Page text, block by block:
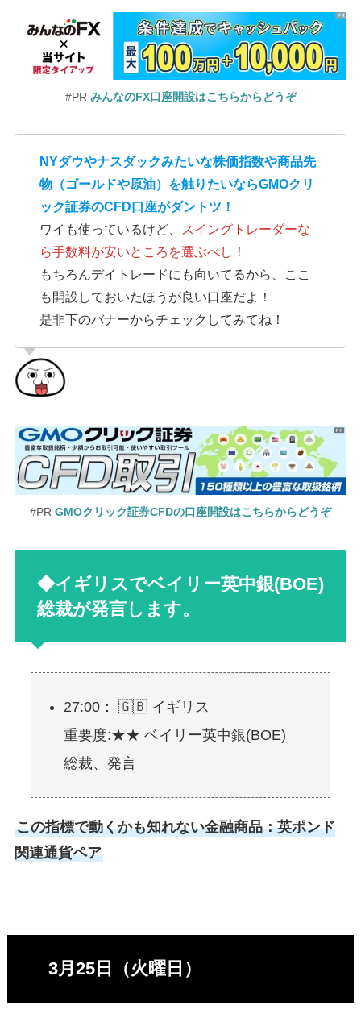
#PR みんなのFX口座開設はこちらからどうぞ
NYダウやナスダックみたいな株価指数や商品先
物（ゴールドや原油）を触りたいならGMOクリ
ック証券のCFD口座がダントツ！
ワイも使っているけど、
スイングトレーダーな
ら手数料が安いところを選ぶべし！
もちろんデイトレードにも向いてるから、ここ
も開設しておいたほうが良い口座だよ！
是非下のバナーからチェックしてみてね！
#PR GMOクリック証券CFDの口座開設はこちらからどうぞ
◆イギリスでベイリー英中銀(BOE)
総裁が発言します。
27:00： 🇬🇧 イギリス
重要度:★★ ベイリー英中銀(BOE)
総裁、発言
この指標で動くかも知れない金融商品：英ポンド
関連通貨ペア
3月25日（火曜日）